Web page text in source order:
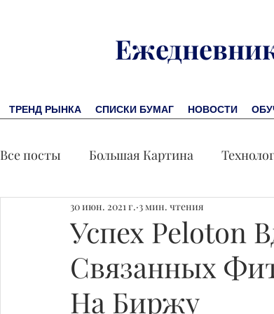
ТРЕНД РЫНКА СПИСКИ БУМАГ НОВОСТИ
Все посты Большая Картина
Заметки финсоветника Обучение
Лидеры И Успех Экономика
Успех Peloton
Связанных
На Биржу
30 июн. 2021 г. 3 мин. чтения